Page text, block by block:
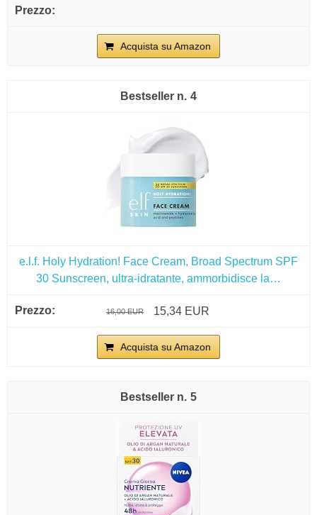
Acquista su Amazon
4
e.l.f. Holy Hydration! Face Cream, Broad Spectrum SPF
30 Sunscreen, ultra-idratante, ammorbidisce la…
16,00 EUR 15,34 EUR
Acquista su Amazon
5